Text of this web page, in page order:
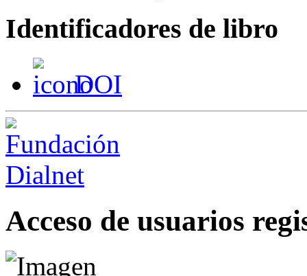
Identificadores de libro
DOI
Acceso de usuarios